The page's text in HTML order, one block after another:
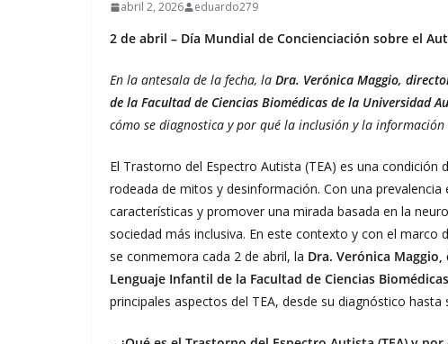
abril 2, 2026 eduardo279
2 de abril – Día Mundial de Concienciación sobre el
En la antesala de la fecha, la Dra. Verónica Maggio,
de la Facultad de Ciencias Biomédicas de la Universidad
cómo se diagnostica y por qué la inclusión y la
El Trastorno del Espectro Autista (TEA) es una
rodeada de mitos y desinformación. Con una
características y promover una mirada basada en la
sociedad más inclusiva. En este contexto y con el
se conmemora cada 2 de abril, la Dra. Verónica
Lenguaje Infantil de la Facultad de Ciencias
principales aspectos del TEA, desde su diagnóstico